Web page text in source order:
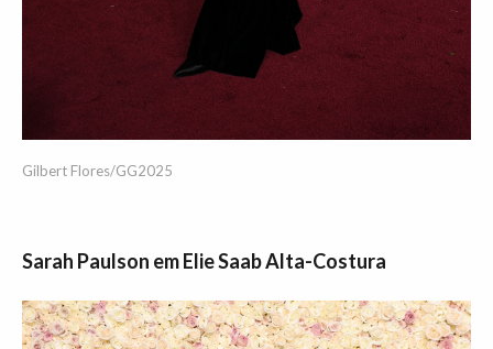
Gilbert Flores/GG2025
Sarah Paulson em Elie Saab Alta-Costura